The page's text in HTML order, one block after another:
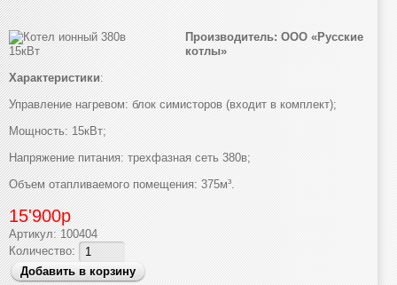
Производитель: ООО «Русские
котлы»
Характеристики:
Управление нагревом: блок симисторов (входит в комплект);
Мощность: 15кВт;
Напряжение питания: трехфазная сеть 380в;
Объем отапливаемого помещения: 375м³.
15'900р
Артикул: 100404
Количество: